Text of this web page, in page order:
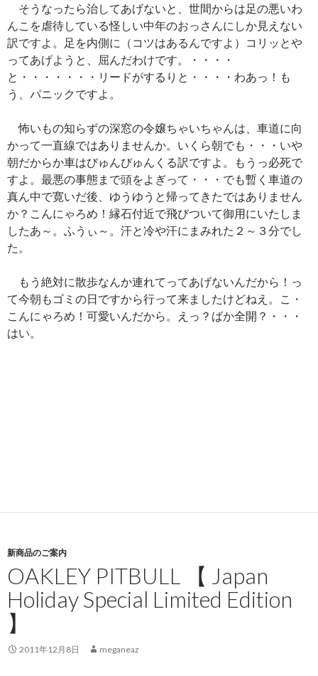
そうなったら治してあげないと、世間からは足の悪いわ
んこを虐待している怪しい中年のおっさんにしか見えない
訳ですよ。足を内側に（コツはあるんですよ）コリッとや
ってあげようと、屈んだわけです。・・・・
と・・・・・・・リードがするりと・・・・わあっ！も
う、パニックですよ。
怖いもの知らずの深窓の令嬢ちゃいちゃんは、車道に向
かって一直線ではありませんか。いくら朝でも・・・いや
朝だからか車はびゅんびゅんくる訳ですよ。もうっ必死で
すよ。最悪の事態まで頭をよぎって・・・でも暫く車道の
真ん中で寛いだ後、ゆうゆうと帰ってきたではありません
か？こんにゃろめ！縁石付近で飛びついて御用にいたしま
したあ～。ふうぃ～。汗と冷や汗にまみれた２～３分でし
た。
もう絶対に散歩なんか連れてってあげないんだから！っ
て今朝もゴミの日ですから行って来ましたけどねえ。こ・
こんにゃろめ！可愛いんだから。えっ？ばか全開？・・・
はい。
新商品のご案内
OAKLEY PITBULL 【 Japan
Holiday Special Limited Edition
】
2011年12月8日 meganeaz